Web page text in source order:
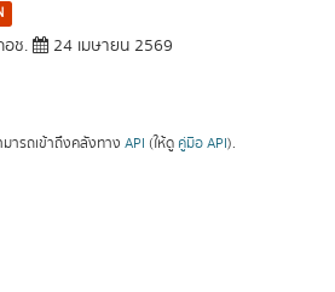
อช. 24 เมษายน 2569
ารถเข้าถึงคลังทาง API (ให้ดู คู่มือ API).